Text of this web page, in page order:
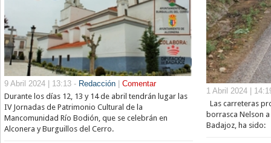
9 Abril 2024 | 13:13 - Redacción| Comentar
Durante los días 12, 13 y 14 de abril tendrán lugar las
IV Jornadas de Patrimonio Cultural de la
Mancomunidad Río Bodión, que se celebrán en
Alconera y Burguillos del Cerro.
1 Abril 2024 |
Las carreteras
borrasca Nelson
Badajoz, ha sido: